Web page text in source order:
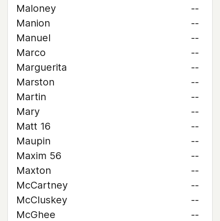
Maloney
--
Manion
--
Manuel
--
Marco
--
Marguerita
--
Marston
--
Martin
--
Mary
--
Matt 16
--
Maupin
--
Maxim 56
--
Maxton
--
McCartney
--
McCluskey
--
McGhee
--